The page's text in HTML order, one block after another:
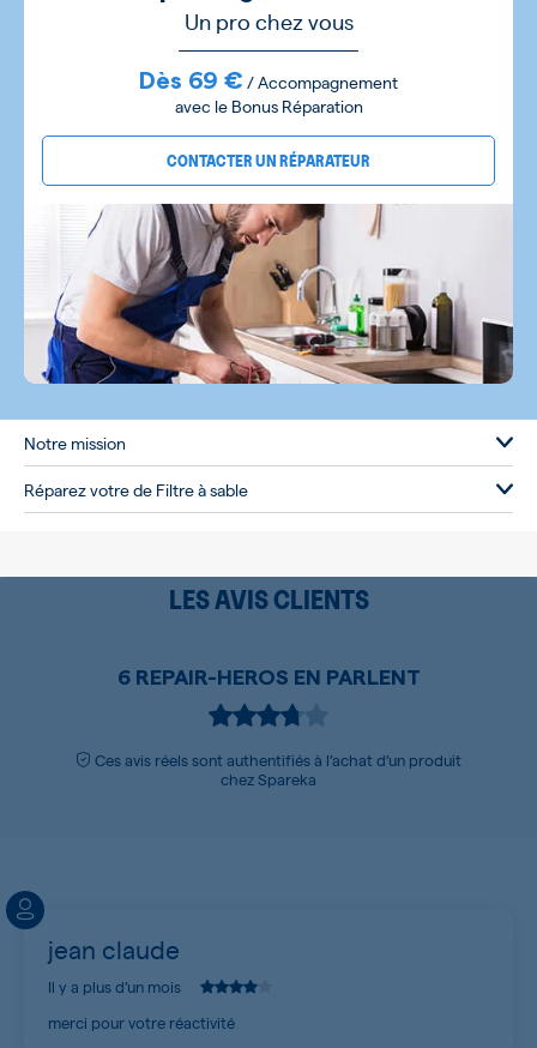
Un pro chez vous
Dès 69 € / Accompagnement
avec le Bonus Réparation
CONTACTER UN RÉPARATEUR
Notre mission
Réparez votre de Filtre à sable
LES AVIS CLIENTS
6 REPAIR-HEROS EN PARLENT
Ces avis réels sont authentifiés à l’achat d’un produit
chez Spareka
jean claude
Il y a plus d’un mois
merci pour votre réactivité